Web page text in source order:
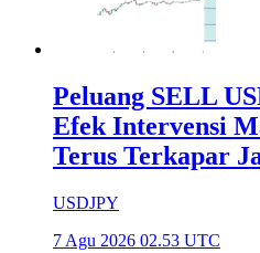
Peluang SELL
Efek Intervensi
Terus Terkapar
USDJPY
7 Agu 2026 02.53 UTC